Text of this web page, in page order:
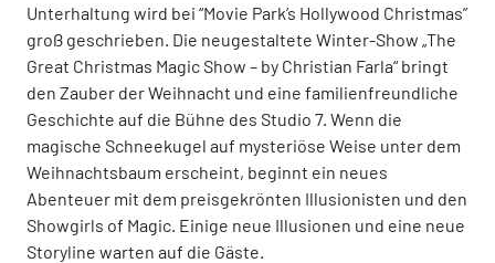
Unterhaltung wird bei “Movie Park’s Hollywood Christmas”
groß geschrieben. Die neugestaltete Winter-Show „The
Great Christmas Magic Show – by Christian Farla“ bringt
den Zauber der Weihnacht und eine familienfreundliche
Geschichte auf die Bühne des Studio 7. Wenn die
magische Schneekugel auf mysteriöse Weise unter dem
Weihnachtsbaum erscheint, beginnt ein neues
Abenteuer mit dem preisgekrönten Illusionisten und den
Showgirls of Magic. Einige neue Illusionen und eine neue
Storyline warten auf die Gäste.